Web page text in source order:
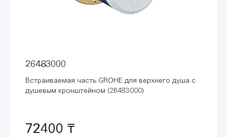
26483000
Встраиваемая часть GROHE для верхнего душа с
душевым кронштейном (26483000)
72400 ₸